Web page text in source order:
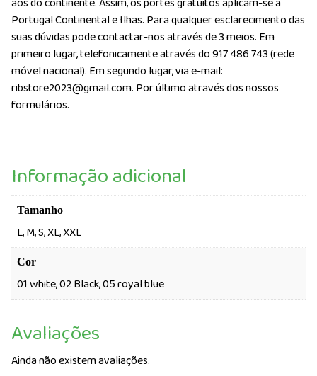
Portugal Continental e Ilhas. Para qualquer esclarecimento das
suas dúvidas pode contactar-nos através de 3 meios. Em
primeiro lugar, telefonicamente através do 917 486 743 (rede
móvel nacional). Em segundo lugar, via e-mail:
ribstore2023@gmail.com. Por último através dos nossos
formulários.
Informação adicional
Tamanho
L, M, S, XL, XXL
Cor
01 white, 02 Black, 05 royal blue
Avaliações
Ainda não existem avaliações.